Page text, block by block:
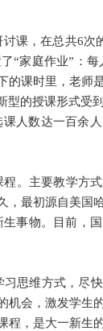
课，在总共6次
“家庭作业”：
课时里，老师
型的授课形式受
人数达一百余
。主要教学方
，最初源自美国
事物。目前，
思维方式，尽
机会，激发学生
程，是大一新生